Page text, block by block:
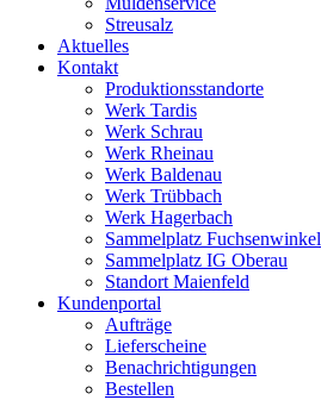
Streusalz
Aktuelles
Kontakt
Produktionsstandorte
Werk Tardis
Werk Schrau
Werk Rheinau
Werk Baldenau
Werk Trübbach
Werk Hagerbach
Sammelplatz Fuchsenwinkel
Sammelplatz IG Oberau
Standort Maienfeld
Kundenportal
Aufträge
Lieferscheine
Benachrichtigungen
Bestellen